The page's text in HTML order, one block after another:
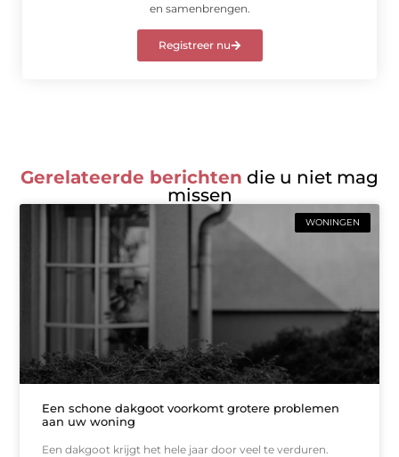
en samenbrengen.
Registreer nu
Gerelateerde berichten die u niet mag
missen
WONINGEN
Een schone dakgoot voorkomt grotere problemen
aan uw woning
Een dakgoot krijgt het hele jaar door veel te verduren.